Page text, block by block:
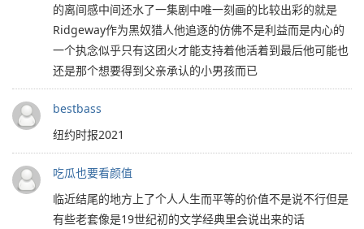
的离间感中间还水了一集剧中唯一刻画的比较出彩的就是
Ridgeway作为黑奴猎人他追逐的仿佛不是利益而是内心的
一个执念似乎只有这团火才能支持着他活着到最后他可能也
还是那个想要得到父亲承认的小男孩而已
bestbass
纽约时报2021
吃瓜也要看颜值
临近结尾的地方上了个人人生而平等的价值不是说不行但是
有些老套像是19世纪初的文学经典里会说出来的话